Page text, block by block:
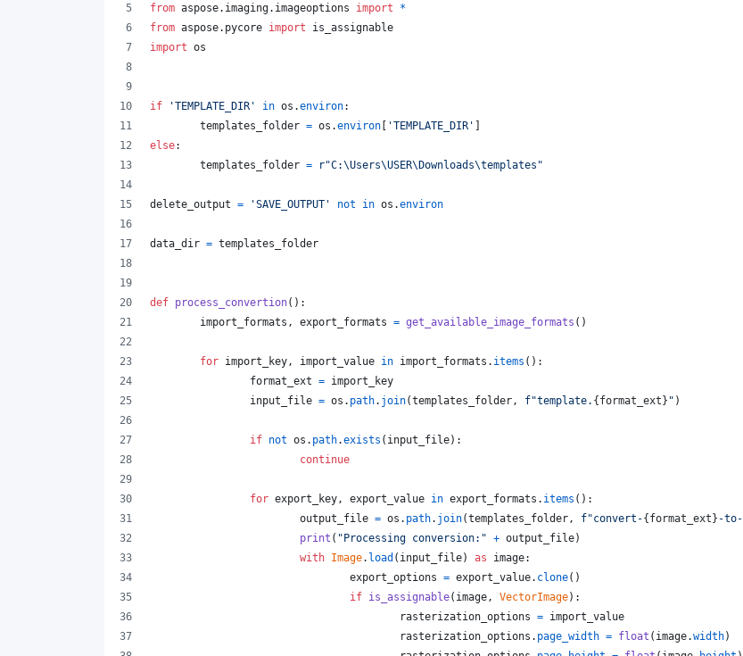
from aspose. imaging. imageoptions import
*
from aspose. pycore import
is_assignable
import os
if 'TEMPLATE_DIR' in os .environ:
templates_folder = os .environ 'TEMPLATE_DIR'
else:
templates_folder = r"C:\Users\USER\Downloads\templates"
delete_output = 'SAVE_OUTPUT' not in os .environ
data_dir = templates_folder
def process_convertion():
import_formats , export_formats = get_available_image_formats ()
for import_key, import_value in import_formats . items ():
format_ext = import_key
input_file = os . path. join(templates_folder, f"template. { format_ext } " )
if not os . path.exists ( input_file):
continue
for export_key, export_value in export_formats . items ():
output_file = os . path. join(templates_folder, f"convert-{ format_ext } -to-
print ( "Processing conversion:" + output_file)
with Image. load ( input_file) as image:
export_options = export_value. clone()
if is_assignable( image, VectorImage):
rasterization_options = import_value
rasterization_options . page_width = float ( image.width)